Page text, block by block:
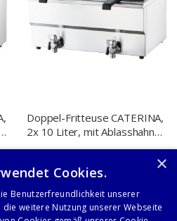
Doppel-Fritteuse CATERINA,
2x 10 Liter, mit Ablasshahn
610x510x390 mm (BxTxH),
Sie lesen gerade Seite
1 Seite
2 Seite
3 Seite
4 Seite
5
×
Cookies.
Benutzerfreundlichkeit unserer
weitere Nutzung unserer Webseite